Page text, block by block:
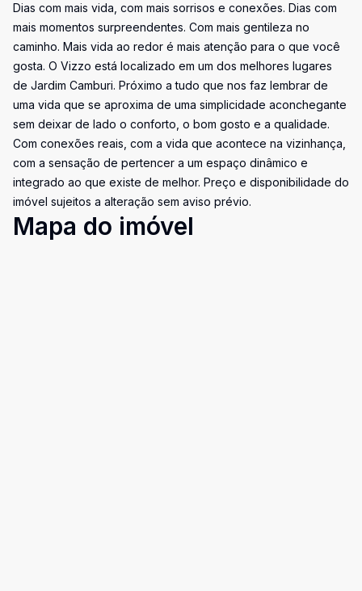
Dias com mais vida, com mais sorrisos e conexões. Dias com
mais momentos surpreendentes. Com mais gentileza no
caminho. Mais vida ao redor é mais atenção para o que você
gosta. O Vizzo está localizado em um dos melhores lugares
de Jardim Camburi. Próximo a tudo que nos faz lembrar de
uma vida que se aproxima de uma simplicidade aconchegante
sem deixar de lado o conforto, o bom gosto e a qualidade.
Com conexões reais, com a vida que acontece na vizinhança,
com a sensação de pertencer a um espaço dinâmico e
integrado ao que existe de melhor. Preço e disponibilidade do
imóvel sujeitos a alteração sem aviso prévio.
Mapa do imóvel